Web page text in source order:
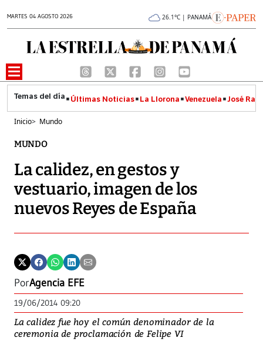
MARTES 04 AGOSTO 2026 26.1°C | PANAMÁ
Últimas Noticias La Llorona Venezuela José
Inicio> Mundo
MUNDO
La calidez, en gestos y
vestuario, imagen de los
nuevos Reyes de España
PorAgencia EFE
19/06/2014 09:20
La calidez fue hoy el común denominador de la
ceremonia de proclamación de Felipe VI